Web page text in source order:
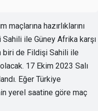
maçlarına hazırlıklarını
Sahili ile Güney Afrika karşı
biri de Fildişi Sahili ile
17 Ekim 2023 Salı
Eğer Türkiye
yerel saatine göre maç